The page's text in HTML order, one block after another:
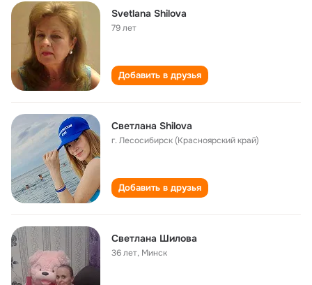
Svetlana Shilova
79 лет
Добавить в друзья
Светлана Shilova
г. Лесосибирск (Красноярский край)
Добавить в друзья
Светлана Шилова
36 лет, Минск